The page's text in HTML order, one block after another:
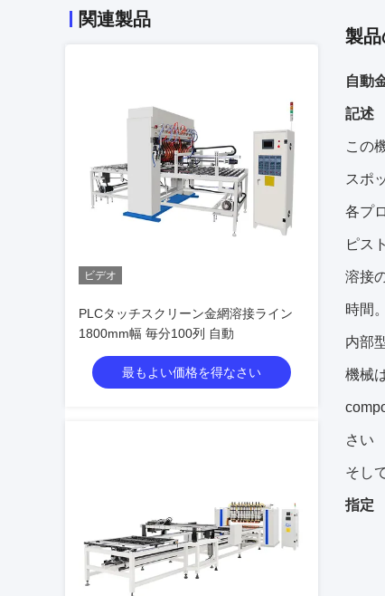
関連製品
ビデオ
PLCタッチスクリーン金網溶接ライン
1800mm幅 毎分100列 自動
最もよい価格を得なさい
製品
自動
記述
この
スポ
各プ
ピス
溶接
時間
内部
機械
さい
そし
指定